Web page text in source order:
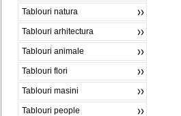
Tablouri natura
Tablouri arhitectura
Tablouri animale
Tablouri flori
Tablouri masini
Tablouri people